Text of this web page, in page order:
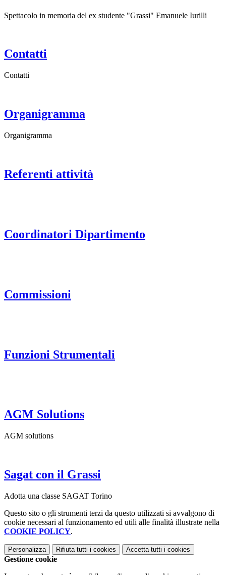
Spettacolo in memoria del ex studente "Grassi" Emanuele Iurilli
Contatti
Contatti
Organigramma
Organigramma
Referenti attività
Coordinatori Dipartimento
Commissioni
Funzioni Strumentali
AGM Solutions
AGM solutions
Sagat con il Grassi
Adotta una classe SAGAT Torino
Questo sito o gli strumenti terzi da questo utilizzati si avvalgono di
cookie necessari al funzionamento ed utili alle finalità illustrate nella
COOKIE POLICY.
Personalizza Rifiuta tutti i cookies Accetta tutti i cookies
Gestione cookie